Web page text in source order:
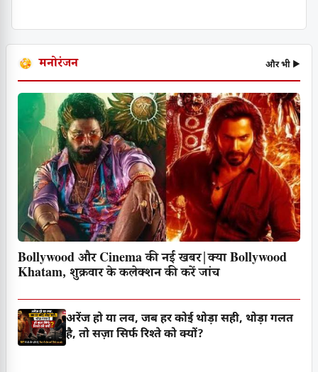
मनोरंजन और भी ▶
Bollywood और Cinema की नई खबर|क्या Bollywood
Khatam, शुक्रवार के कलेक्शन की करें जांच
अरेंज हो या लव, जब हर कोई थोड़ा सही, थोड़ा गलत
है, तो सज़ा सिर्फ रिश्ते को क्यों?